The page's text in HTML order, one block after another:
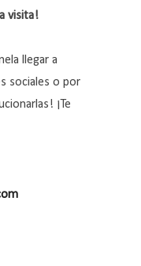
visita!
llegar a
sociales o por
¡Te